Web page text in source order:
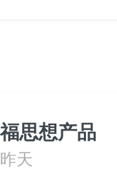
福思想产品
昨天